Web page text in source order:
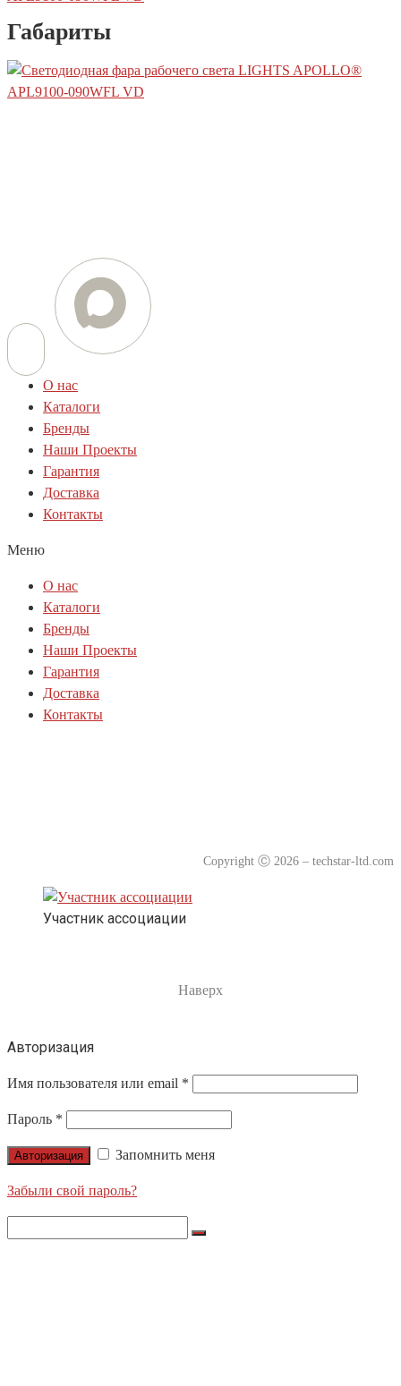
Габариты
О нас
Каталоги
Бренды
Наши Проекты
Гарантия
Доставка
Контакты
Меню
О нас
Каталоги
Бренды
Наши Проекты
Гарантия
Доставка
Контакты
Copyright Ⓒ 2026 – techstar-ltd.com
Участник ассоциации
Наверх
Авторизация
Имя пользователя или email *
Пароль *
Авторизация Запомнить меня
Забыли свой пароль?